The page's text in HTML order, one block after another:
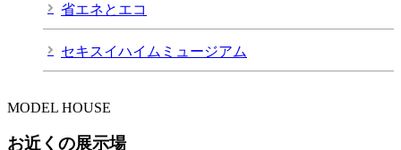
省エネとエコ
セキスイハイムミュージアム
MODEL HOUSE
お近くの展示場